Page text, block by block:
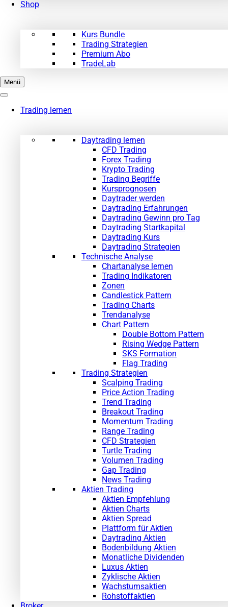
Shop
Kurs Bundle
Trading Strategien
Premium Abo
TradeLab
Menü
Trading lernen
Daytrading lernen
CFD Trading
Forex Trading
Krypto Trading
Trading Begriffe
Kursprognosen
Daytrader werden
Daytrading Erfahrungen
Daytrading Gewinn pro Tag
Daytrading Startkapital
Daytrading Kurs
Daytrading Strategien
Technische Analyse
Chartanalyse lernen
Trading Indikatoren
Zonen
Candlestick Pattern
Trading Charts
Trendanalyse
Chart Pattern
Double Bottom Pattern
Rising Wedge Pattern
SKS Formation
Flag Trading
Trading Strategien
Scalping Trading
Price Action Trading
Trend Trading
Breakout Trading
Momentum Trading
Range Trading
CFD Strategien
Turtle Trading
Volumen Trading
Gap Trading
News Trading
Aktien Trading
Aktien Empfehlung
Aktien Charts
Aktien Spread
Plattform für Aktien
Daytrading Aktien
Bodenbildung Aktien
Monatliche Dividenden
Luxus Aktien
Zyklische Aktien
Wachstumsaktien
Rohstoffaktien